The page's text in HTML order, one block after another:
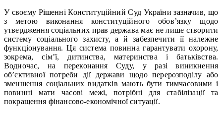
У своєму Рішенні Конституційний Суд України зазначив, що
з метою виконання конституційного обов’язку щодо
утвердження соціальних прав держава має не лише створити
систему соціального захисту, а й забезпечити її належне
функціонування. Ця система повинна гарантувати охорону,
зокрема, сім’ї, дитинства, материнства і батьківства.
Водночас, на переконання Суду, у разі виникнення
об’єктивної потреби дії держави щодо перерозподілу або
зменшення соціальних видатків мають бути тимчасовими і
повинні мати часові межі, потрібні для стабілізації та
покращення фінансово-економічної ситуації.